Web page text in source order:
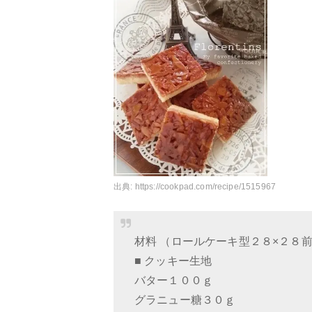
出典: https://cookpad.com/recipe/1515967
材料 （ロールケーキ型２８×２８
■ クッキー生地
バター１００ｇ
グラニュー糖３０ｇ